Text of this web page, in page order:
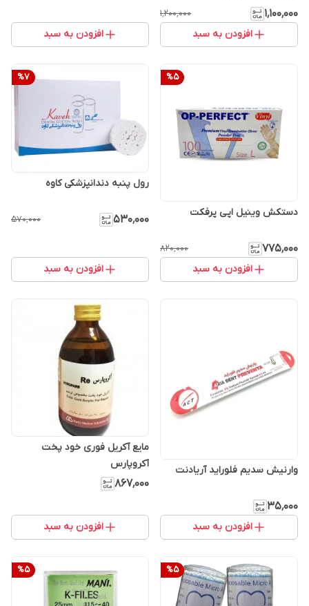
۱٬۱۰۰٬۰۰۰ ۱٬۲۰۰٬۰۰۰
افزودن به سبد افزودن به سبد
%5
دستکش وینیل اپی پرفکت
۷۷۵٬۰۰۰ ۸۲۰٬۰۰۰
افزودن به سبد
%7
رول پنبه دندانپزشکی کاوه
۵۳۰٬۰۰۰ ۵۷۰٬۰۰۰
افزودن به سبد
وارنیش سدیم فلوراید آریادنت
۳۵٬۰۰۰
افزودن به سبد
مایع آکریل فوری خود پخت
آکروپارس
۸۶۷٬۰۰۰
افزودن به سبد
%5
%5